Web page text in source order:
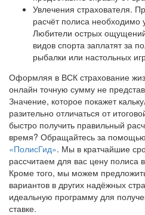
Увлечения страхователя.
расчёт полиса необходимо
Любители острых
видов спорта заплатят за
рыбалки или настольных
Оформляя в ВСК страхование
онлайн точную сумму не
Значение, которое покажет
разительно отличаться от
быстро получить правильный
время? Обращайтесь за
«ПолисГид». Мы в кратчайшие
рассчитаем для вас цену полиса
Кроме того, мы можем
вариантов в других надёжных
идеальную программу для
ставке.